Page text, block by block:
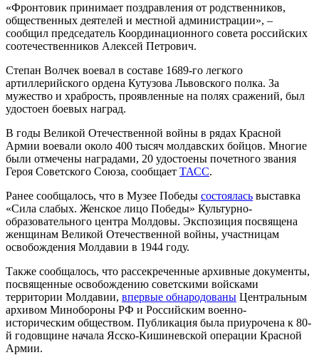
«Фронтовик принимает поздравления от родственников,
общественных деятелей и местной администрации», –
сообщил председатель Координационного совета российских
соотечественников Алексей Петрович.
Степан Волчек воевал в составе 1689-го легкого
артиллерийского ордена Кутузова Львовского полка. За
мужество и храбрость, проявленные на полях сражений, был
удостоен боевых наград.
В годы Великой Отечественной войны в рядах Красной
Армии воевали около 400 тысяч молдавских бойцов. Многие
были отмечены наградами, 20 удостоены почетного звания
Героя Советского Союза, сообщает ТАСС.
Ранее сообщалось, что в Музее Победы состоялась выставка
«Сила слабых. Женское лицо Победы» Культурно-
образовательного центра Молдовы. Экспозиция посвящена
женщинам Великой Отечественной войны, участницам
освобождения Молдавии в 1944 году.
Также сообщалось, что рассекреченные архивные документы,
посвященные освобождению советскими войсками
территории Молдавии, впервые обнародованы Центральным
архивом Минобороны РФ и Российским военно-
историческим обществом. Публикация была приурочена к 80-
й годовщине начала Ясско-Кишиневской операции Красной
Армии.